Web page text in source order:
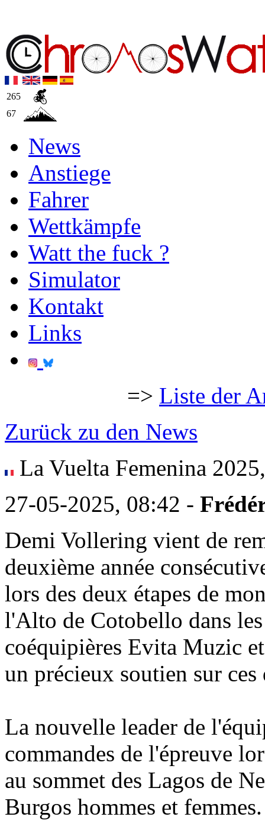
265
67
News
Anstiege
Fahrer
Wettkämpfe
Watt the fuck ?
Simulator
Kontakt
Links
=> Liste der
Zurück zu den News
La Vuelta Femenina
27-05-2025, 08:42 -
Demi Vollering vient de
deuxième année
lors des deux étapes de
l'Alto de Cotobello dans
coéquipières Evita Muzic
un précieux soutien sur ces
La nouvelle leader de
commandes de l'épreuve
au sommet des Lagos de
Burgos hommes et